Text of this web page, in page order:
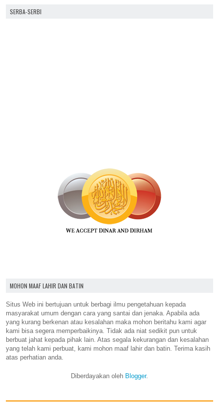
SERBA-SERBI
MOHON MAAF LAHIR DAN BATIN
Situs Web ini bertujuan untuk berbagi ilmu pengetahuan kepada
masyarakat umum dengan cara yang santai dan jenaka. Apabila ada
yang kurang berkenan atau kesalahan maka mohon beritahu kami agar
kami bisa segera memperbaikinya. Tidak ada niat sedikit pun untuk
berbuat jahat kepada pihak lain. Atas segala kekurangan dan kesalahan
yang telah kami perbuat, kami mohon maaf lahir dan batin. Terima kasih
atas perhatian anda.
Diberdayakan oleh Blogger.